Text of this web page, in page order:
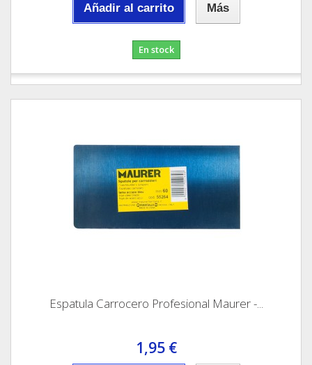
Añadir al carrito Más
En stock
Espatula Carrocero Profesional Maurer -...
1,95 €